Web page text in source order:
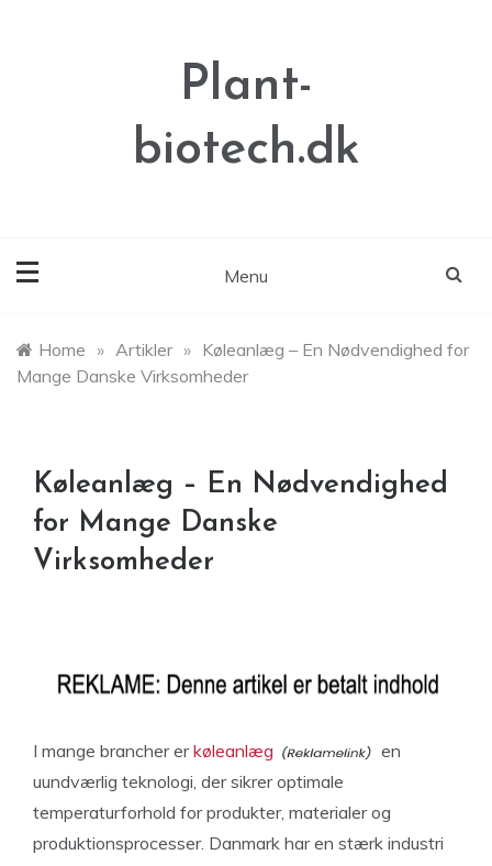
Plant-
biotech.dk
Menu
Home » Artikler » Køleanlæg – En Nødvendighed for
Mange Danske Virksomheder
Køleanlæg – En Nødvendighed
for Mange Danske
Virksomheder
I mange brancher erkøleanlæg
en
uundværlig teknologi, der sikrer optimale
temperaturforhold for produkter, materialer og
produktionsprocesser. Danmark har en stærk industri